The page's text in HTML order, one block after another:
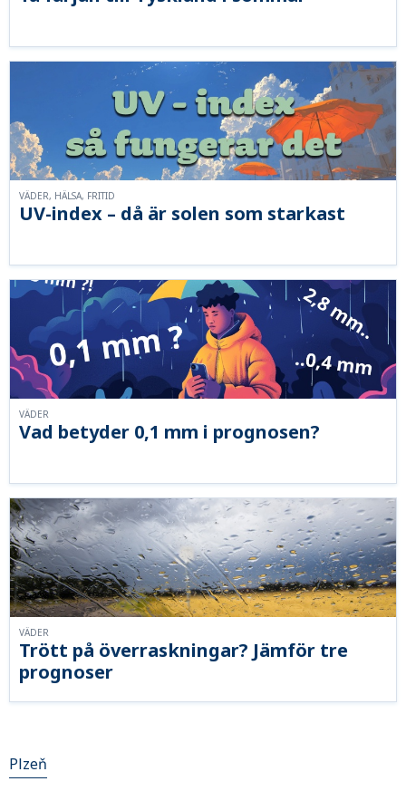
UV-index – då är solen som starkast
VÄDER, HÄLSA, FRITID
Vad betyder 0,1 mm i prognosen?
VÄDER
Trött på överraskningar? Jämför tre
prognoser
VÄDER
Plzeň